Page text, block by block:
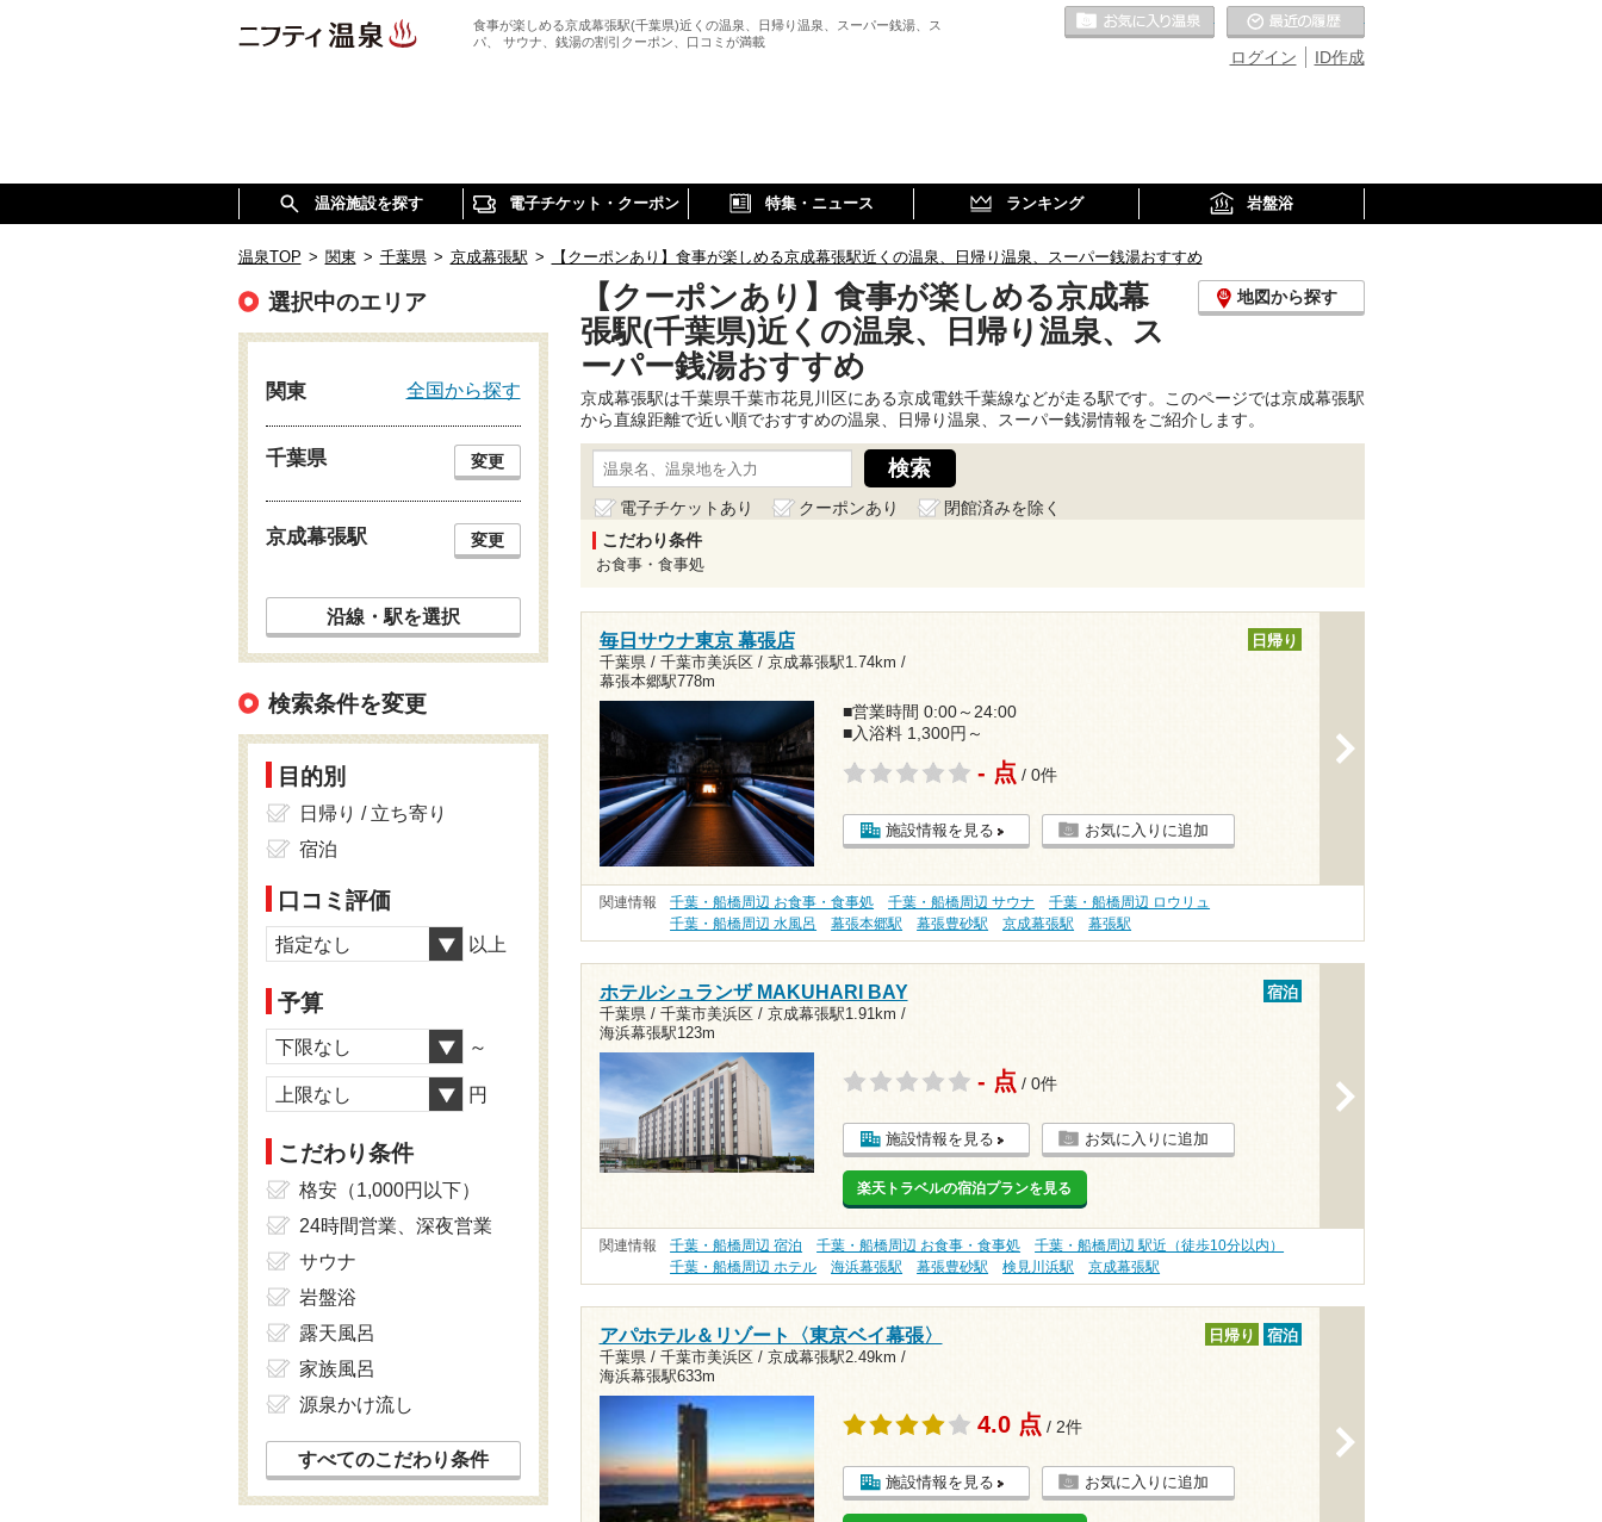
食事が楽しめる京成幕張駅(千葉県)近くの温泉、日帰り温泉、スーパー銭湯、ス
パ、 サウナ、銭湯の割引クーポン、口コミが満載
ID作成
ログイン
お気に入りの温泉
温浴施設を探す 電子チケット・クーポン 特集・ニュース ランキング 岩盤浴
温泉TOP > 関東 > 千葉県 > 京成幕張駅 > 【クーポンあり】食事が楽しめる京成幕張駅近くの温泉、日帰り温泉、スーパー銭湯おすすめ
【クーポンあり】食事が楽しめる京成幕
張駅(千葉県)近くの温泉、日帰り温泉、ス
ーパー銭湯おすすめ
地図から探す
京成幕張駅は千葉県千葉市花見川区にある京成電鉄千葉線などが走る駅です。このページでは京成幕張駅
から直線距離で近い順でおすすめの温泉、日帰り温泉、スーパー銭湯情報をご紹介します。
電子チケットあり クーポンあり
閉館済みを除く
こだわり条件
お食事・食事処
毎日サウナ東京 幕張店
千葉県 / 千葉市美浜区 / 京成幕張駅1.74km /
幕張本郷駅778m
日帰り
■営業時間 0:00～24:00
■入浴料 1,300円～
- 点 / 0件
施設情報を見る お気に入りに追加
関連情報 千葉・船橋周辺 お食事・食事処 千葉・船橋周辺 サウナ
千葉・船橋周辺 ロウリュ
千葉・船橋周辺 水風呂
幕張本郷駅 幕張豊砂駅 京成幕張駅 幕張駅
ホテルシュランザ MAKUHARI BAY
千葉県 / 千葉市美浜区 / 京成幕張駅1.91km /
海浜幕張駅123m
宿泊
- 点 / 0件
施設情報を見る お気に入りに追加
楽天トラベルの宿泊プランを見る
関連情報 千葉・船橋周辺 宿泊 千葉・船橋周辺 お食事・食事処
千葉・船橋周辺 駅近（徒歩10分以内）
千葉・船橋周辺 ホテル
海浜幕張駅 幕張豊砂駅 検見川浜駅 京成幕張駅
アパホテル＆リゾート〈東京ベイ幕張〉
千葉県 / 千葉市美浜区 / 京成幕張駅2.49km /
海浜幕張駅633m
日帰り 宿泊
4.0 点 / 2件
施設情報を見る お気に入りに追加
選択中のエリア
関東 全国から探す
千葉県 変更
京成幕張駅 変更
沿線・駅を選択
検索条件を変更
目的別
日帰り / 立ち寄り
宿泊
口コミ評価
指定なし 以上
予算
下限なし ～
上限なし 円
こだわり条件
格安（1,000円以下）
24時間営業、深夜営業
サウナ
岩盤浴
露天風呂
家族風呂
源泉かけ流し
すべてのこだわり条件